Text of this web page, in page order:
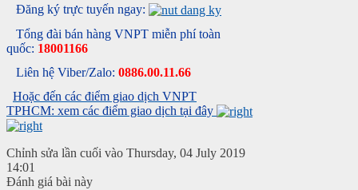
Đăng ký trực tuyến ngay:
Tổng đài bán hàng VNPT miễn phí toàn
quốc: 18001166
Liên hệ Viber/Zalo: 0886.00.11.66
Hoặc đến các điểm giao dịch VNPT
TPHCM: xem các điểm giao dịch tại đây
Chỉnh sửa lần cuối vào Thursday, 04 July 2019
14:01
Đánh giá bài này